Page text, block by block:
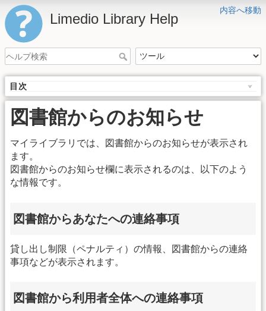
内容へ移動
Limedio Library Help
目次
図書館からのお知らせ
マイライブラリでは、図書館からのお知らせが表示され
ます。
図書館からのお知らせ欄に表示されるのは、以下のよう
な情報です。
図書館からあなたへの連絡事項
貸し出し制限（ペナルティ）の情報、図書館からの連絡
事項などが表示されます。
図書館から利用者全体への連絡事項